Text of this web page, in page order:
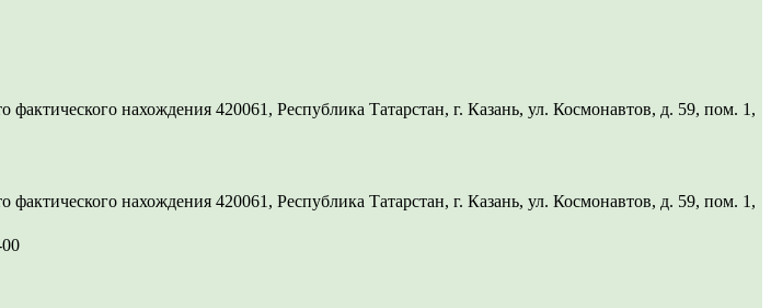
нахождения 420061, Республика Татарстан, г. Казань, ул. Космонавтов, д. 59, пом. 1,
нахождения 420061, Республика Татарстан, г. Казань, ул. Космонавтов, д. 59, пом. 1,